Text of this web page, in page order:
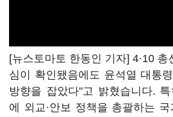
[뉴스토마토 한동인 기자] 4·10 총
심이 확인됐음에도 윤석열 대통
방향을 잡았다"고 밝혔습니다.
에 외교·안보 정책을 총괄하는